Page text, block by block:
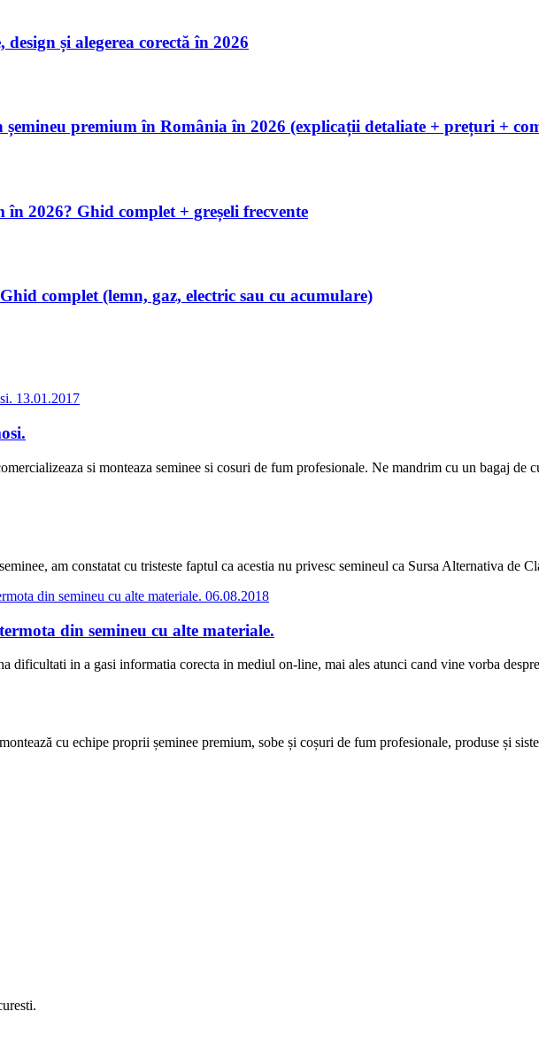
design și alegerea corectă în 2026
premium în România în 2026 (explicații detaliate + prețuri +
în 2026? Ghid complet + greșeli frecvente
complet (lemn, gaz, electric sau cu acumulare)
13.01.2017
si monteaza seminee si cosuri de fum profesionale. Ne mandrim cu un bagaj
am constatat cu tristeste faptul ca acestia nu privesc semineul ca Sursa Alternativa de
06.08.2018
din semineu cu alte materiale.
dificultati in a gasi informatia corecta in mediul on-line, mai ales atunci cand vine vorba
cu echipe proprii șeminee premium, sobe și coșuri de fum profesionale, produse și